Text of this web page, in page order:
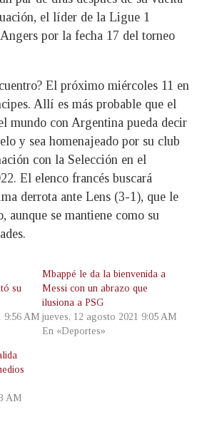
el líder de la Ligue 1
por la fecha 17 del torneo
El próximo miércoles 11 en
Allí es más probable que el
mundo con Argentina pueda decir
y sea homenajeado por su club
con la Selección en el
El elenco francés buscará
derrota ante Lens (3-1), que le
aunque se mantiene como su
su
9:56 AM
Mbappé le da la bienvenida a
Messi con un abrazo que
ilusiona a PSG
jueves, 12 agosto 2021 9:05 AM
En «Deportes»
AM